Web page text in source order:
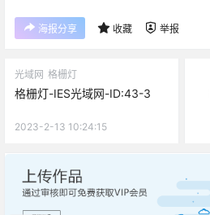
海报分享 收藏 举报
光域网 格栅灯
格栅灯-IES光域网-ID:43-3
2023-2-13 10:24:15